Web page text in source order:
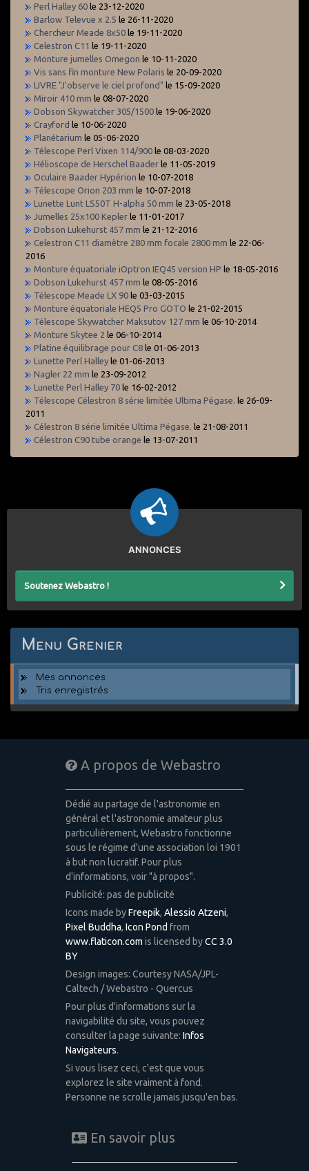
Perl Halley 60 le 23-12-2020
Barlow Televue x 2.5 le 26-11-2020
Chercheur Meade 8x50 le 19-11-2020
Celestron C11 le 19-11-2020
Monture jumelles Omegon le 10-11-2020
Vis sans fin monture New Polaris le 20-09-2020
LIVRE "J'observe le ciel profond" le 15-09-2020
Miroir 410 mm le 08-07-2020
Dobson Skywatcher 305/1500 le 19-06-2020
Crayford le 10-06-2020
Planétarium le 05-06-2020
Télescope Perl Vixen 114/900 le 08-03-2020
Hélioscope de Herschel Baader le 11-05-2019
Oculaire Baader Hypérion le 10-07-2018
Télescope Orion 203 mm le 10-07-2018
Lunette Lunt LS50T H-alpha 50 mm le 23-05-2018
Jumelles 25x100 Kepler le 11-01-2017
Dobson Lukehurst 457 mm le 21-12-2016
Celestron C11 diamètre 280 mm focale 2800 mm le 22-06-
2016
Monture équatoriale iOptron IEQ45 version HP le 18-05-2016
Dobson Lukehurst 457 mm le 08-05-2016
Télescope Meade LX 90 le 03-03-2015
Monture équatoriale HEQ5 Pro GOTO le 21-02-2015
Télescope Skywatcher Maksutov 127 mm le 06-10-2014
Monture Skytee 2 le 06-10-2014
Platine équilibrage pour C8 le 01-06-2013
Lunette Perl Halley le 01-06-2013
Nagler 22 mm le 23-09-2012
Lunette Perl Halley 70 le 16-02-2012
Télescope Célestron 8 série limitée Ultima Pégase. le 26-09-
2011
Célestron 8 série limitée Ultima Pégase. le 21-08-2011
Célestron C90 tube orange le 13-07-2011
ANNONCES
Soutenez Webastro !
Menu Grenier
Mes annonces
Tris enregistrés
A propos de Webastro
Dédié au partage de l'astronomie en
général et l'astronomie amateur plus
particulièrement, Webastro fonctionne
sous le régime d'une association loi 1901
à but non lucratif. Pour plus
d'informations, voir "à propos".
Publicité: pas de publicité
Icons made byFreepik, Alessio Atzeni,
Pixel Buddha, Icon Pond from
www.flaticon.com is licensed byCC 3.0
BY
Design images: Courtesy NASA/JPL-
Caltech / Webastro - Quercus
Pour plus d'informations sur la
navigabilité du site, vous pouvez
consulter la page suivante: Infos
Navigateurs.
Si vous lisez ceci, c'est que vous
explorez le site vraiment à fond.
Personne ne scrolle jamais jusqu'en bas.
En savoir plus